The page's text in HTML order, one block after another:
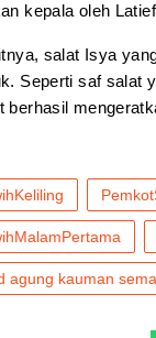
kepala oleh
salat Isya
Seperti saf salat
berhasil
agung kauman